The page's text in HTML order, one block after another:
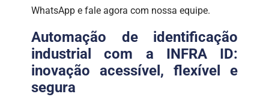
WhatsApp e fale agora com nossa equipe.
Automação de identificação
industrial com a INFRA ID:
inovação acessível, flexível e
segura